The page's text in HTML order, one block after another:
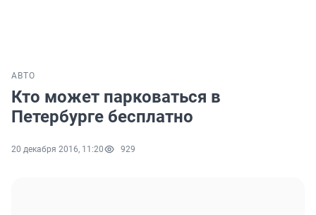
АВТО
Кто может парковаться в
Петербурге бесплатно
20 декабря 2016, 11:20 929